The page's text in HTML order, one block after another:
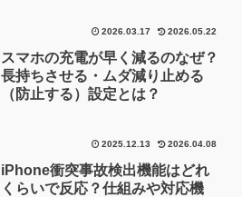
2026.03.17 2026.05.22
スマホの充電が早く減るのなぜ？
長持ちさせる・ムダ減り止める
（防止する）設定とは？
2025.12.13 2026.04.08
iPhone衝突事故検出機能はどれ
くらいで反応？仕組みや対応機